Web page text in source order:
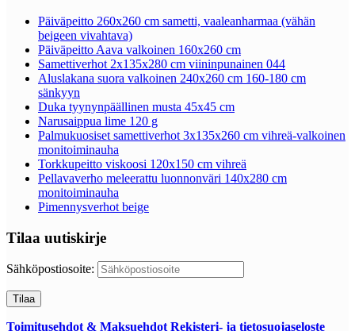
Päiväpeitto 260x260 cm sametti, vaaleanharmaa (vähän
beigeen vivahtava)
Päiväpeitto Aava valkoinen 160x260 cm
Samettiverhot 2x135x280 cm viininpunainen 044
Aluslakana suora valkoinen 240x260 cm 160-180 cm
sänkyyn
Duka tyynynpäällinen musta 45x45 cm
Narusaippua lime 120 g
Palmukuosiset samettiverhot 3x135x260 cm vihreä-valkoinen
monitoiminauha
Torkkupeitto viskoosi 120x150 cm vihreä
Pellavaverho meleerattu luonnonväri 140x280 cm
monitoiminauha
Pimennysverhot beige
Tilaa uutiskirje
Sähköpostiosoite:
Toimitusehdot & Maksuehdot Rekisteri- ja tietosuojaseloste